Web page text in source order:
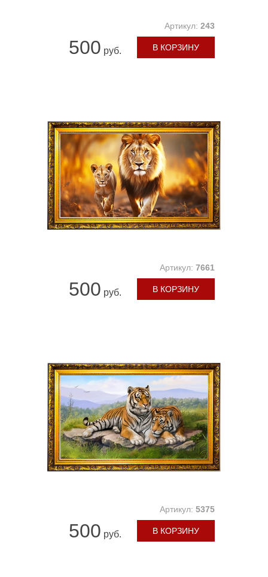
Артикул: 243
500 руб. В КОРЗИНУ
Артикул: 7661
500 руб. В КОРЗИНУ
Артикул: 5375
500 руб. В КОРЗИНУ